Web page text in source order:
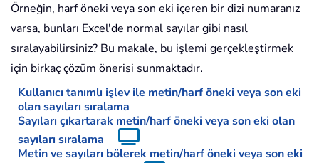
Örneğin, harf öneki veya son eki içeren bir dizi numaranız
varsa, bunları Excel'de normal sayılar gibi nasıl
sıralayabilirsiniz? Bu makale, bu işlemi gerçekleştirmek
için birkaç çözüm önerisi sunmaktadır.
Kullanıcı tanımlı işlev ile metin/harf öneki veya son eki
olan sayıları sıralama
Sayıları çıkartarak metin/harf öneki veya son eki olan
sayıları sıralama
Metin ve sayıları bölerek metin/harf öneki veya son eki